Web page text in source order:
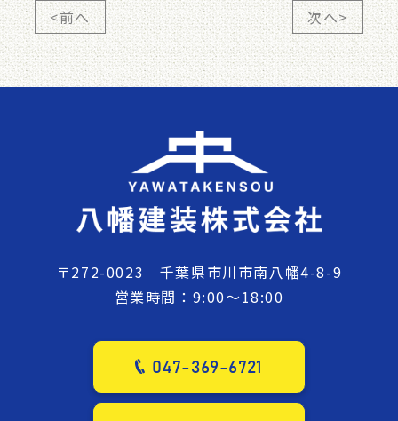
<前へ 次へ>
〒272-0023 千葉県市川市南八幡4-8-9
営業時間：9:00～18:00
047-369-6721